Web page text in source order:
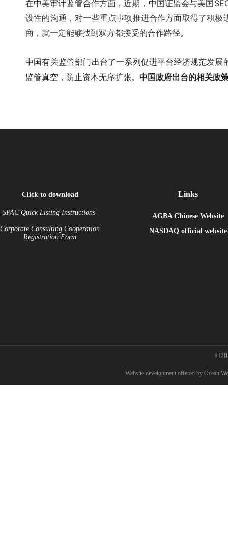
在中美审计监管合作方面，近期，中国证监会与美国
设性的沟通，对一些重点事项推进合作方面取得了积
商，就一定能够找到双方都接受的合作路径。
中国有关监管部门出台了一系列促进平台经济规范发
监管真空，防止资本无序扩张。 中国政府出台的相关政
Links
AGBA Chinese Website
NASDAQ official website
Website development offered by Ocean
Click to download
SPAC Quick Listing Instructions
Corporate Consulting Cooperation
Registration Form